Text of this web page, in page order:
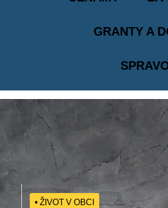
GRANTY A
• ŽIVOT V OBCI